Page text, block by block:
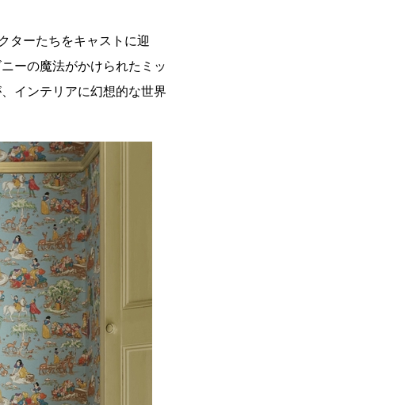
ターたちをキャストに迎
ーの魔法がかけられたミッ
インテリアに幻想的な世界